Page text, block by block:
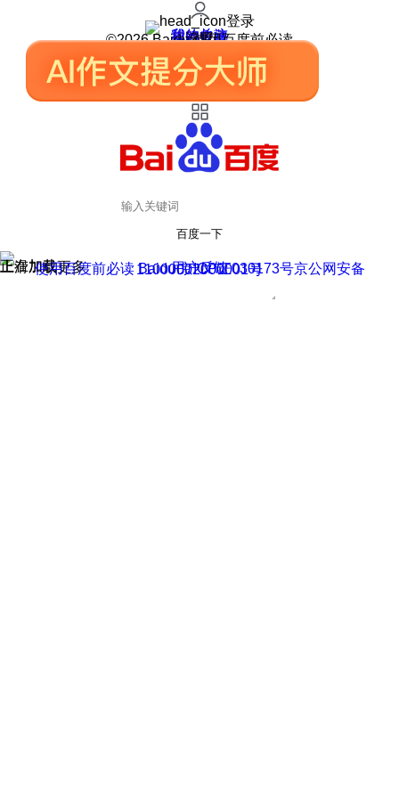
登录
我的关注
我的收藏
皮肤中心
用户反馈
设置
©2026 Baidu 使用百度前必读
百度一下
正在加载
上滑加载更多 用户反馈
使用百度前必读 Baidu 京ICP证030173号
京公网安备11000002000001号